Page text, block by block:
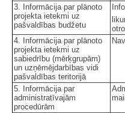
3. Informācija par plānoto
projekta ietekmi uz
pašvaldības budžetu
4. Informācija par plānoto
projekta ietekmi uz
sabiedrību (mērķgrupām)
un uzņēmējdarbības vidi
pašvaldības teritorijā
5. Informācija par
administratīvajām
procedūrām